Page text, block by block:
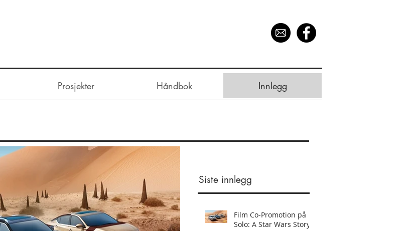
Siste innlegg
Film Co-Promotion på
Solo: A Star Wars Story
Prosjekter Håndbok Innlegg